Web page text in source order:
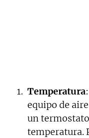
Temperatura
equipo de
un
temperatura.